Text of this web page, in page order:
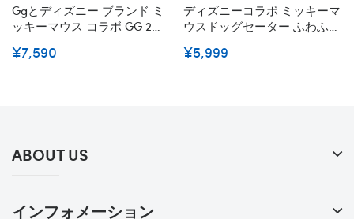
Ggとディズニー ブランド ミ
ッキーマウス コラボ GG 2点
アップ 秋冬着物 長袖 ジャケ
¥7,590
ディズニーコラボ ミッキーマ
ウスドッグセーター ふわふわ
犬猫用品 小型犬/中型犬向け
¥5,999
ABOUT US
インフォメーション